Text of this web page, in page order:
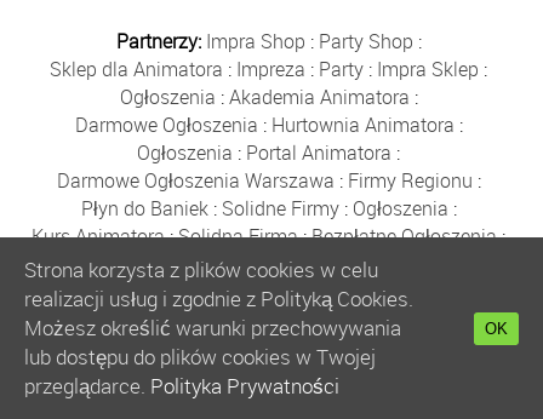
Partnerzy: Impra Shop : Party Shop :
Sklep dla Animatora : Impreza : Party : Impra Sklep :
Ogłoszenia :Akademia Animatora :
Darmowe Ogłoszenia : Hurtownia Animatora :
Ogłoszenia : Portal Animatora :
Darmowe Ogłoszenia Warszawa : Firmy Regionu :
Płyn do Baniek: Solidne Firmy: Ogłoszenia :
Kurs Animatora:Solidna Firma:Bezpłatne Ogłoszenia:
Animator Czasu Wolnego:
Bezpłatne Ogłoszenia Warszawa:sklep animatora
Bańki Mydlane:Bezpłatne Ogłoszenia
Szkolenie Animatorów:Kurs Animatora
:
Kurs Animatora Warszawa :Rumia
Kurs Animatora Poznań:
Strona korzysta z plików cookies w celu
realizacji usług i zgodnie z Polityką Cookies.
Możesz określić warunki przechowywania
lub dostępu do plików cookies w Twojej
przeglądarce. Polityka Prywatności
OK